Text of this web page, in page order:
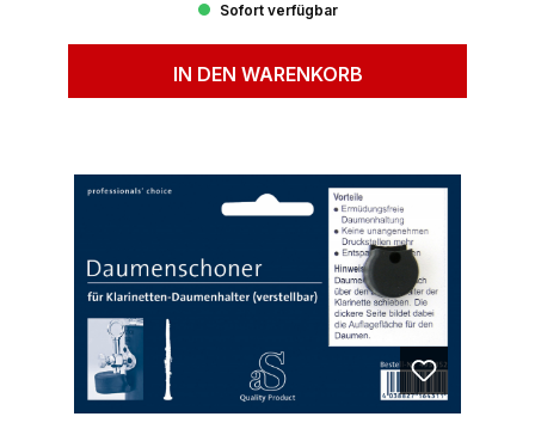
Sofort verfügbar
IN DEN WARENKORB